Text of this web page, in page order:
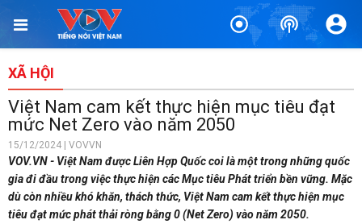
XÃ HỘI
Việt Nam cam kết thực hiện mục tiêu đạt
mức Net Zero vào năm 2050
15/12/2024 | VOVVN
VOV.VN - Việt Nam được Liên Hợp Quốc coi là một trong những quốc
gia đi đầu trong việc thực hiện các Mục tiêu Phát triển bền vững. Mặc
dù còn nhiều khó khăn, thách thức, Việt Nam cam kết thực hiện mục
tiêu đạt mức phát thải ròng bằng 0 (Net Zero) vào năm 2050.